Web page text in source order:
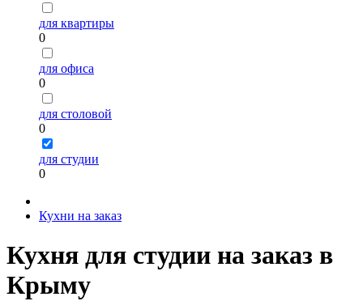
для квартиры
0
для офиса
0
для столовой
0
для студии
0
Кухни на заказ
Кухня для студии на заказ в
Крыму